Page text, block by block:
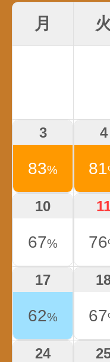
月 火
3
83%
4
81
10
67% 76
17
62% 67
24